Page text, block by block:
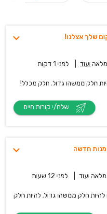
שלך אצלנו!
ועוד לפני 1 דקות
חלק ממשהו גדול. חלק מכלל!
חדשה
ועוד לפני 12 שעות
חלק ממשהו גדול, להיות חלק